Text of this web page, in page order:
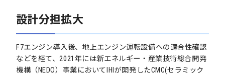
設計分担拡大
F7エンジン導入後、地上エンジン運転設備への適合性確認
などを経て、2021年には新エネルギー・産業技術総合開発
機構（NEDO）事業においてIHIが開発したCMC(セラミック